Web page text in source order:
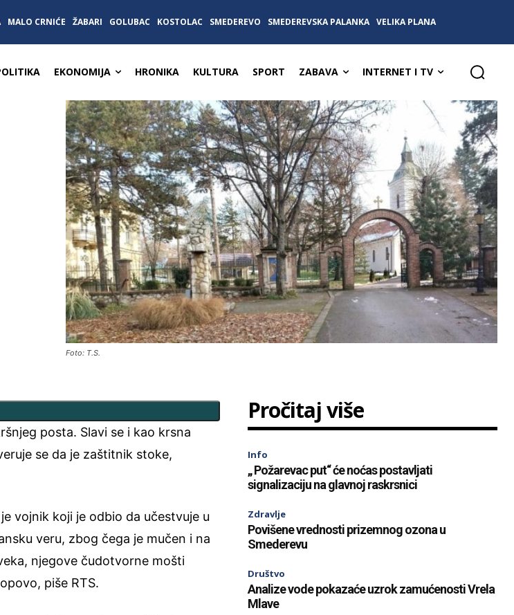
MALO CRNIĆE ŽABARI GOLUBAC KOSTOLAC SMEDEREVO SMEDEREVSKA PALANKA VELIKA PLANA
EKONOMIJA HRONIKA KULTURA SPORT ZABAVA INTERNET I TV
Foto: T.S.
posta. Slavi se i kao krsna
se da je zaštitnik stoke,
vojnik koji je odbio da učestvuje u
veru, zbog čega je mučen i na
njegove čudotvorne mošti
piše RTS.
Pročitaj više
Info
„ Požarevac put“ će noćas postavljati
signalizaciju na glavnoj raskrsnici
Zdravlje
Povišene vrednosti prizemnog ozona u
Smederevu
Društvo
Analize vode pokazaće uzrok zamućenosti Vrela
Mlave